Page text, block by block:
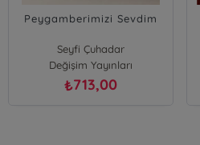
Peygamberimizi Sevdim
Seyfi Çuhadar
Değişim Yayınları
₺713,00